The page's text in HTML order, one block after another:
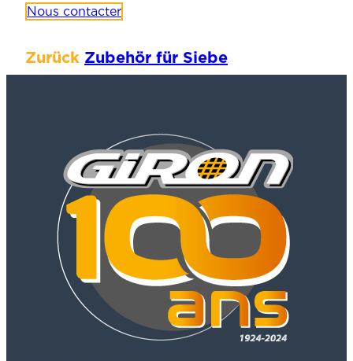
Nous contacter
Zurück Zubehör für Siebe